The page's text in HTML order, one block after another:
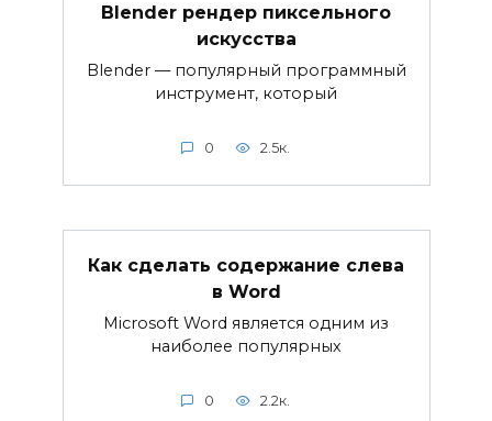
Blender рендер пиксельного
искусства
Blender — популярный программный
инструмент, который
0 2.5к.
Как сделать содержание слева
в Word
Microsoft Word является одним из
наиболее популярных
0 2.2к.